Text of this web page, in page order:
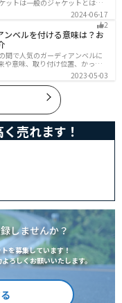
ットは一般のジャケットとは違
ています。動きやすさ・快適
など様々なメリットがありま
ケットの種類や選び方など初心
をまとめました。
2024-06-17
2
ンベルを付ける意味は？お
間で人気のガーディアンベルに
や意味、取り付け位置、かっこ
アンベルも紹介します。自分用
く、プレゼントとしても最適な
参考にしてみてください。
2023-05-03
売れます！
しませんか？
を募集しています！
ろしくお願いいたします。